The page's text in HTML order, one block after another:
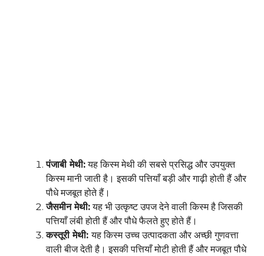
पंजाबी मेथी:यह किस्म मेथी की सबसे प्रसिद्ध और उपयुक्त
किस्म मानी जाती है। इसकी पत्तियाँ बड़ी और गाढ़ी होती हैं और
पौधे मजबूत होते हैं।
जैसमीन मेथी:यह भी उत्कृष्ट उपज देने वाली किस्म है जिसकी
पत्तियाँ लंबी होती हैं और पौधे फैलते हुए होते हैं।
कस्तूरी मेथी:यह किस्म उच्च उत्पादकता और अच्छी गुणवत्ता
वाली बीज देती है। इसकी पत्तियाँ मोटी होती हैं और मजबूत पौधे